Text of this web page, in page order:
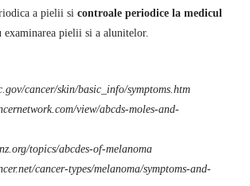
a pielii si controale periodice la medicul
pielii si a alunitelor.
cancer/skin/basic_info/symptoms.htm
view/abcds-moles-and-
topics/abcdes-of-melanoma
cancer-types/melanoma/symptoms-and-